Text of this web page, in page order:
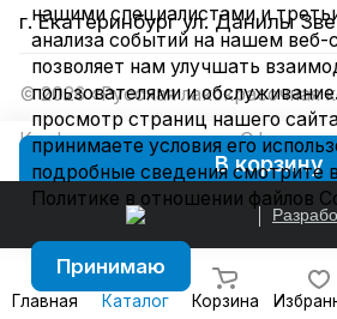
В корзину
Главная Каталог Корзина
г. Екатеринбург ул. Данилы
© 2026 «Русская лакокрасочная
Конфиденциальность
Оферта
нашими специалистами и
анализа событий на нашем веб-
позволяет нам улучшать
пользователями и
просмотр страниц нашего
принимаете условия его
подробные сведения смотрите
Политике в отношении файлов
Принимаю